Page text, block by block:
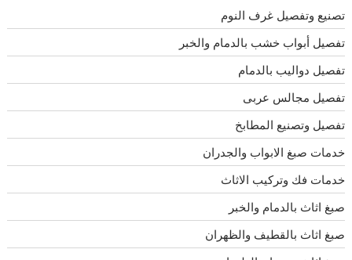
تصنيع وتفصيل غرف النوم
تفصيل أبواب خشب بالدمام والخبر
تفصيل دواليب بالدمام
تفصيل مجالس عربى
تفصيل وتصنيع المطابخ
خدمات صبغ الابواب والجدران
خدمات فك وتركيب الاثاث
صبغ اثاث بالدمام والخبر
صبغ اثاث بالقطيف والظهران